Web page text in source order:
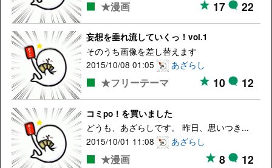
★漫画 17 22
妄想を垂れ流していくっ！vol.1
そのうち画像を差し替えます
2015/10/08 01:05
あざらし
★フリーテーマ 10 12
コミpo！を買いました
どうも、あざらしです。 昨日、思いつき...
2015/10/01 11:08
あざらし
★漫画 8 12